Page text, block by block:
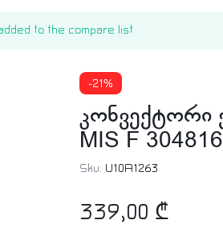
to the compare list
-21%
MIS F
Sku: U10A1263
339,00 ₾